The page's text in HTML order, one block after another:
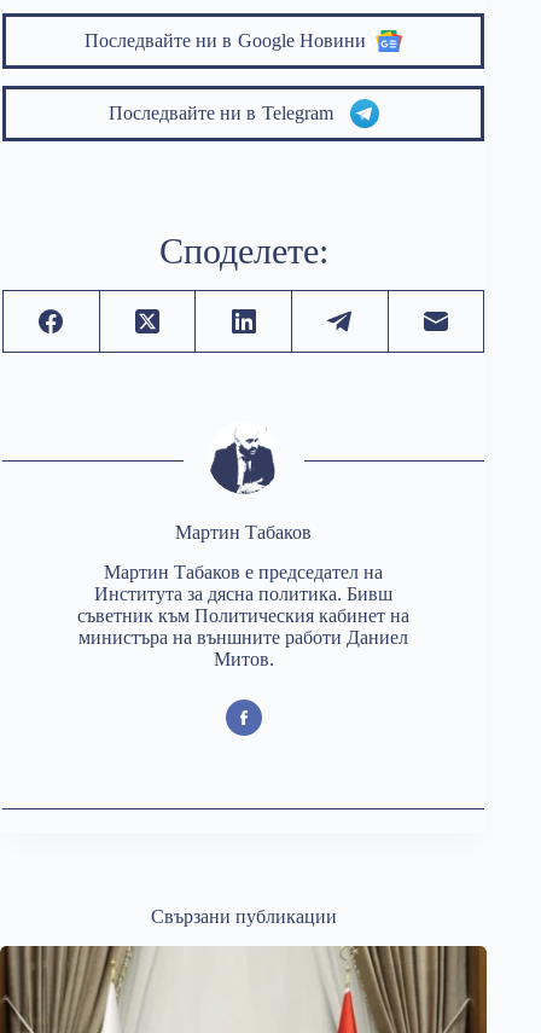
Последвайте ни в Google Новини
Последвайте ни в Telegram
Споделете:
Мартин Табаков
Мартин Табаков е председател на
Института за дясна политика. Бивш
съветник към Политическия кабинет на
министъра на външните работи Даниел
Митов.
Свързани публикации